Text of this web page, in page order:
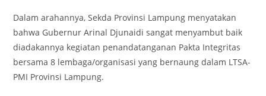
Dalam arahannya, Sekda Provinsi Lampung menyatakan
bahwa Gubernur Arinal Djunaidi sangat menyambut baik
diadakannya kegiatan penandatanganan Pakta Integritas
bersama 8 lembaga/organisasi yang bernaung dalam LTSA-
PMI Provinsi Lampung.